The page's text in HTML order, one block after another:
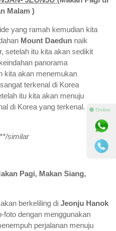
Malam )
yang ramah kemudian kita
Mount Daedun naik
setelah itu kita akan sedikit
panorama
kita akan menemukan
terkenal di Korea
itu kita akan menuju
di Korea yang terkenal.
similar
Pagi, Makan Siang,
berkeliling di Jeonju Hanok
foto dengan menggunakan
perjalanan menuju
⚫ Online